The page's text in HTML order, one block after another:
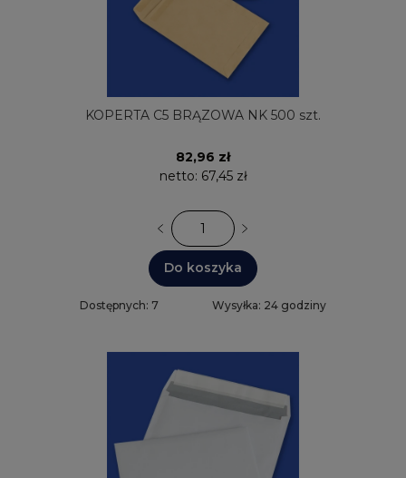
KOPERTA C5 BRĄZOWA NK 500 szt.
82,96 zł
netto: 67,45 zł
Do koszyka
Dostępnych: 7 Wysyłka: 24 godziny